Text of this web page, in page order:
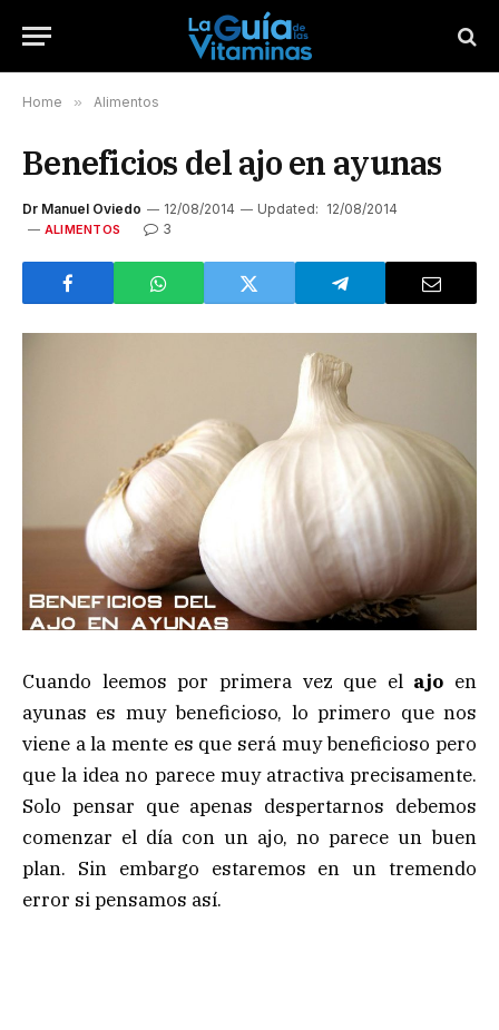
Home » Alimentos
Beneficios del ajo en ayunas
Dr Manuel Oviedo 12/08/2014 Updated: 12/08/2014
ALIMENTOS 3
Cuando leemos por primera vez que el ajo en
ayunas es muy beneficioso, lo primero que nos
viene a la mente es que será muy beneficioso pero
que la idea no parece muy atractiva precisamente.
Solo pensar que apenas despertarnos debemos
comenzar el día con un ajo, no parece un buen
plan. Sin embargo estaremos en un tremendo
error si pensamos así.